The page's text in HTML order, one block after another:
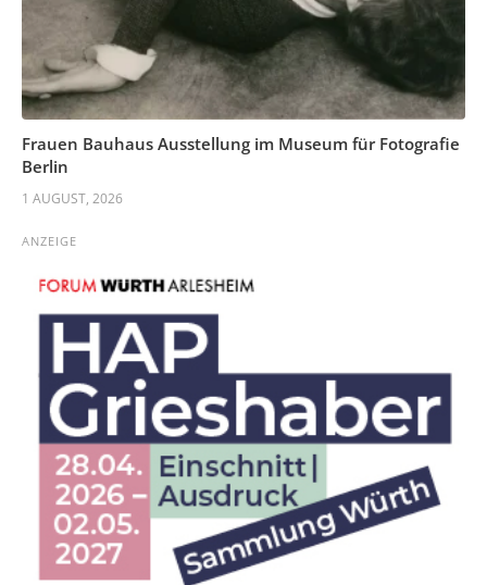
Frauen Bauhaus Ausstellung im Museum für Fotografie
Berlin
1 AUGUST, 2026
ANZEIGE